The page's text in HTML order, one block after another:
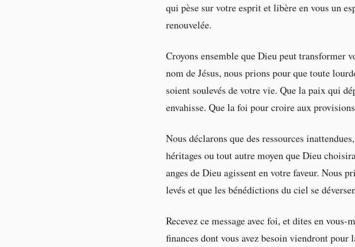
qui pèse sur votre esprit et libère en vous un
renouvelée.
Croyons ensemble que Dieu peut transformer
nom de Jésus, nous prions pour que toute
soient soulevés de votre vie. Que la paix qui
envahisse. Que la foi pour croire aux
Nous déclarons que des ressources
héritages ou tout autre moyen que Dieu
anges de Dieu agissent en votre faveur. Nous
levés et que les bénédictions du ciel se
Recevez ce message avec foi, et dites en vous-
finances dont vous avez besoin viendront